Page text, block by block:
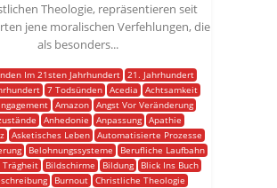
Theologie, repräsentieren seit
jene moralischen Verfehlungen, die
als besonders...
Im 21sten Jahrhundert
21. Jahrhundert
7 Todsünden Acedia
Achtsamkeit
Amazon
Angst Vor Veränderung
Anhedonie Anpassung
Apathie
Asketisches Leben Automatisierte Prozesse
Belohnungssysteme
Berufliche Laufbahn
Trägheit
Bildschirme Bildung
Blick Ins Buch
Burnout Christliche Theologie